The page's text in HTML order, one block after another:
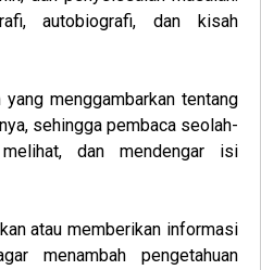
autobiografi, dan kisah
menggambarkan tentang
sehingga pembaca seolah-
dan mendengar isi
atau memberikan informasi
menambah pengetahuan